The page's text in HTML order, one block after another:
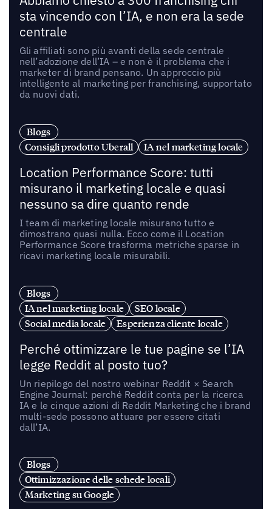
sta vincendo con l’IA, e non era la sede
centrale
Gli affiliati sono più avanti della sede centrale
nell’adozione dell’IA – e non è il problema che i
marketer di brand pensano. Un approccio più
intelligente al marketing per franchising, supportato
da nuovi dati.
Blogs
Consigli prodotto Uberall
IA nel marketing locale
Location Performance Score: tutti
misurano il marketing locale e quasi
nessuno sa dire quanto rende
I team di marketing locale misurano tutto e
dimostrano quasi nulla. Ecco come il Location
Performance Score trasforma metriche sparse in
ricavi marketing locale misurabili.
Blogs
IA nel marketing locale
SEO locale
Social media locale
Esperienza cliente locale
Perché ottimizzare le tue pagine se l’IA
legge Reddit al posto tuo?
Un riepilogo del nostro webinar Reddit × Search
Engine Journal: perché Reddit conta per la ricerca
IA e le cinque azioni di Reddit Marketing che i brand
multi-sede possono attuare per essere citati
dall’IA.
Blogs
Ottimizzazione delle schede locali
Marketing su Google